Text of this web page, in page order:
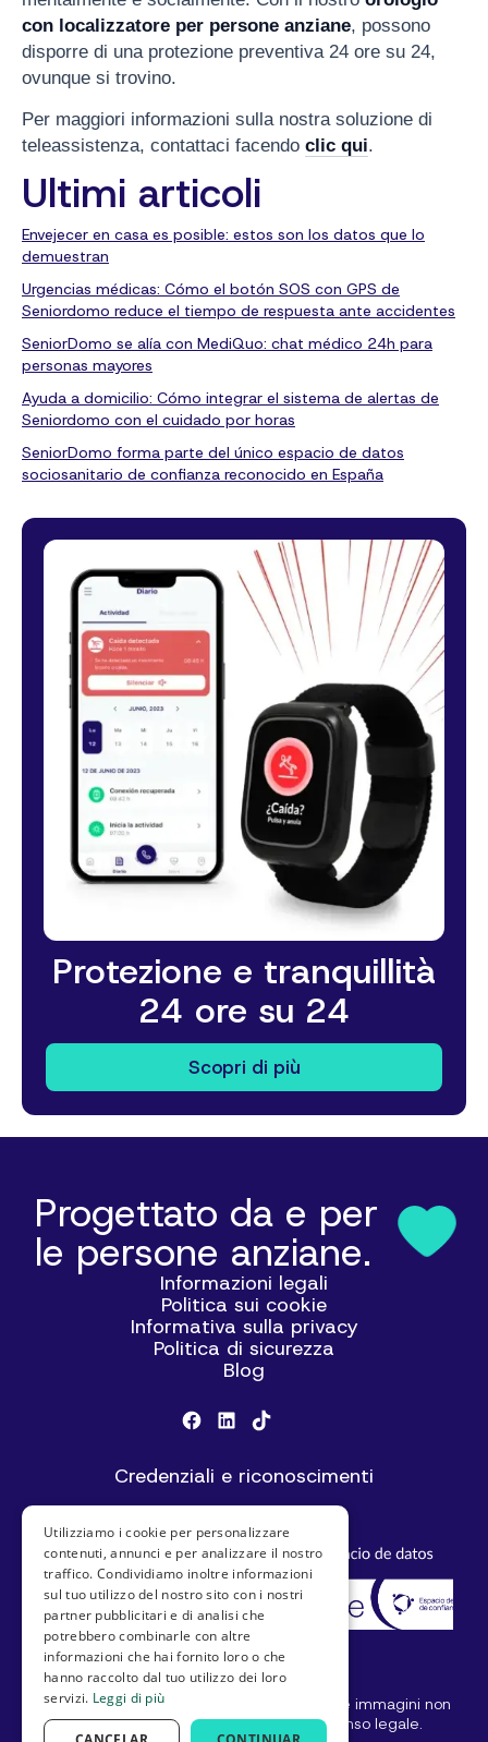
con localizzatore per persone anziane, possono
disporre di una protezione preventiva 24 ore su 24,
ovunque si trovino.
Per maggiori informazioni sulla nostra soluzione di
teleassistenza, contattaci facendo clic qui.
Ultimi articoli
Envejecer en casa es posible: estos son los datos que lo
demuestran
Urgencias médicas: Cómo el botón SOS con GPS de
Seniordomo reduce el tiempo de respuesta ante accidentes
SeniorDomo se alía con MediQuo: chat médico 24h para
personas mayores
Ayuda a domicilio: Cómo integrar el sistema de alertas de
Seniordomo con el cuidado por horas
SeniorDomo forma parte del único espacio de datos
sociosanitario de confianza reconocido en España
Protezione e tranquillità
24 ore su 24
Scopri di più
Progettato da e per
le persone anziane.
Informazioni legali
Politica sui cookie
Informativa sulla privacy
Politica di sicurezza
Blog
Credenziali e riconoscimenti
© SeniorDomo I Tutti i diritti riservati. Testi e immagini non
possono essere utilizzati senza il consenso legale.
Utilizziamo i cookie per personalizzare
contenuti, annunci e per analizzare il nostro
traffico. Condividiamo inoltre informazioni
sul tuo utilizzo del nostro sito con i nostri
partner pubblicitari e di analisi che
potrebbero combinarle con altre
informazioni che hai fornito loro o che
hanno raccolto dal tuo utilizzo dei loro
servizi. Leggi di più